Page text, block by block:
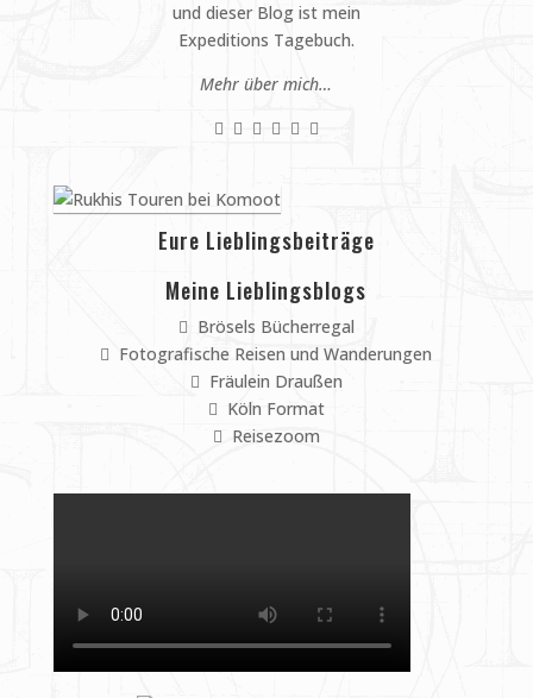
und dieser Blog ist mein
Expeditions Tagebuch.
Mehr über mich…
Eure Lieblingsbeiträge
Meine Lieblingsblogs
Brösels Bücherregal
Fotografische Reisen und Wanderungen
Fräulein Draußen
Köln Format
Reisezoom